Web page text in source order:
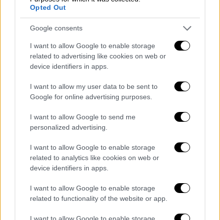
Opted Out
Google consents
I want to allow Google to enable storage
related to advertising like cookies on web or
device identifiers in apps.
I want to allow my user data to be sent to
Google for online advertising purposes.
I want to allow Google to send me
personalized advertising.
I want to allow Google to enable storage
related to analytics like cookies on web or
device identifiers in apps.
I want to allow Google to enable storage
related to functionality of the website or app.
I want to allow Google to enable storage
Δεύτερον, το X δεν συμμορφώνεται με
την απαιτούμενη διαφάνεια όσον αφορά
παρέχει αποθετήριο με δυνατότητα
αναζήτησης και αξιόπιστο αποθετήριο
εφαρμογή χαρακτηριστικά σχεδιασμού
και φραγμούς πρόσβασης που καθιστούν
το αποθετήριο ακατάλληλο για τον
σκοπό διαφάνειας έναντι των χρηστών.
την απαιτούμενη εποπτεία και έρευνα
σχετικά με τους αναδυόμενους
επιγραμμική διανομή διαφημίσεων.
Τρίτον, το X δεν παρέχει πρόσβαση στα
δημόσια δεδομένα της σε ερευνητές